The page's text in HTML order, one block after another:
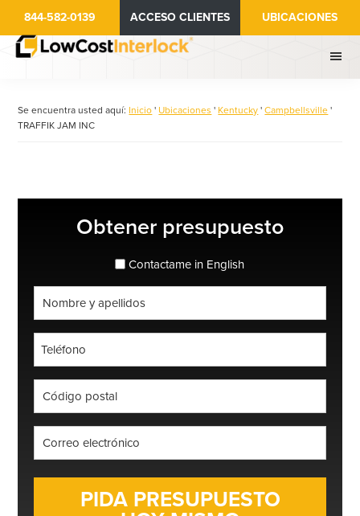
contenido
844-582-0139 ACCESO CLIENTES UBICACIONES
Se encuentra usted aquí: Inicio ' Ubicaciones ' Kentucky ' Campbellsville '
TRAFFIK JAM INC
lateralObtener presupuesto
espanol_espanol
Contactame in English
*
*